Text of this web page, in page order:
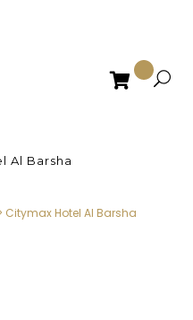

Al Barsha
Citymax Hotel Al Barsha